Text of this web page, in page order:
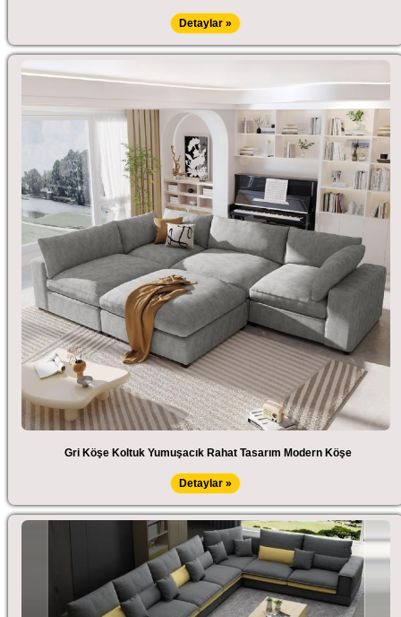
Detaylar »
Gri Köşe Koltuk Yumuşacık Rahat Tasarım Modern Köşe
Detaylar »